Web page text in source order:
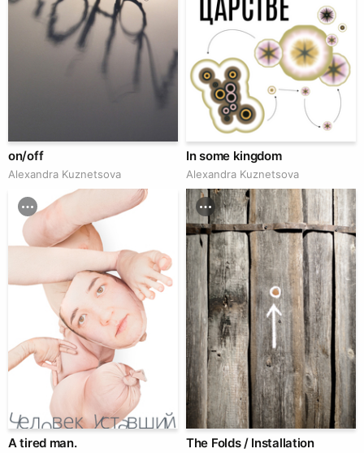
on/off
Alexandra Kuznetsova
In some kingdom
Alexandra Kuznetsova
A tired man. The Folds / Installation